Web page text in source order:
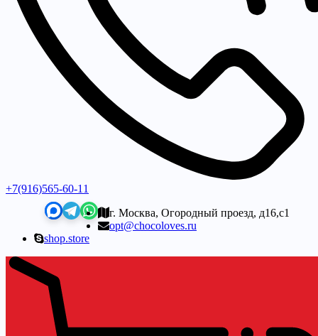
+7(916)565-60-11
г. Москва, Огородный проезд, д16,с1
opt@chocoloves.ru
shop.store